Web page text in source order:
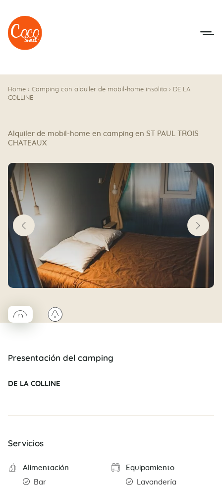
Ir al menú
Ir a los contenidos
Home › Camping con alquiler de mobil-home insólita › DE LA
COLLINE
Alquiler de mobil-home en camping en ST PAUL TROIS
CHATEAUX
◯Coco rond🌲
Presentación del camping
DE LA COLLINE
Servicios
Alimentación
Bar
Equipamiento
Lavandería